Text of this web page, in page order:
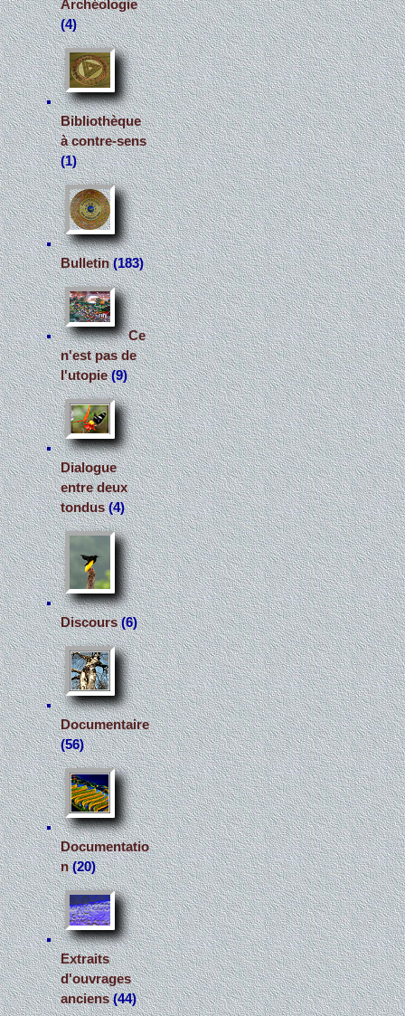
Archéologie
(4)
Bibliothèque
à contre-sens
(1)
Bulletin(183)
Ce
n'est pas de
l'utopie(9)
Dialogue
entre deux
tondus(4)
Discours(6)
Documentaire
(56)
Documentatio
n(20)
Extraits
d'ouvrages
anciens(44)